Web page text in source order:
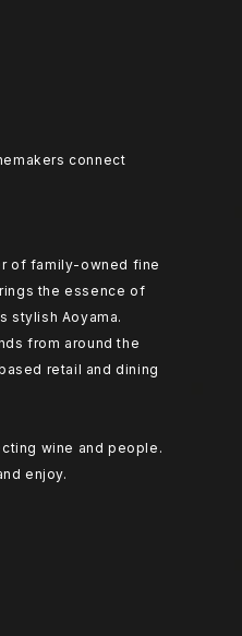
connect
of family-owned fine
the essence of
stylish Aoyama.
from around the
retail and dining
wine and people.
enjoy.